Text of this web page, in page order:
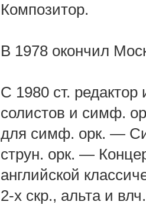
Композитор.
В 1978 окончил
С 1980 ст.
солистов и симф.
для симф. орк. —
струн. орк. —
английской
2-х скр., альта и